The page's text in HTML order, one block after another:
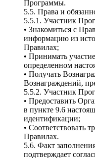
Программы.
5.5. Права и
5.5.1. Участник
• Знакомиться с
информацию из
Правилах;
• Принимать
определенном
• Получать
Вознаграждений,
5.5.2. Участник
• Предоставить
в пункте 9.6
идентификации;
• Cоответствовать
Правилах.
5.6. Факт
подтверждает